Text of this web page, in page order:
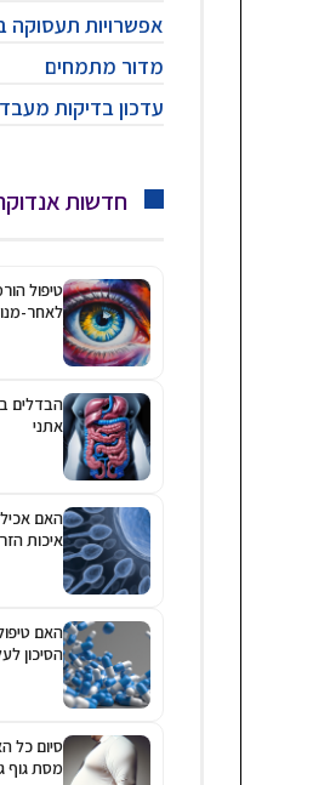
אפשרויות תעסוקה
מדור מתמחים
עדכון בדיקות מעבדה
חדשות
טיפול
לאחר-
הבדלים
אתני
האם
איכות
האם
הסיכון
סיום כל
מסת גוף